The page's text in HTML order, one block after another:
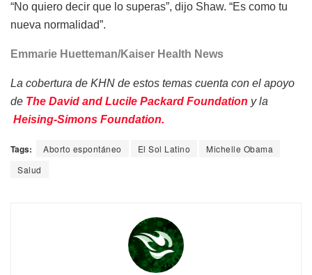
“No quiero decir que lo superas”, dijo Shaw. “Es como tu
nueva normalidad”.
Emmarie Huetteman/Kaiser Health News
La cobertura de KHN de estos temas cuenta con el apoyo
de The David and Lucile Packard Foundation y la
Heising-Simons Foundation.
Tags: Aborto espontáneo El Sol Latino
Michelle Obama
Salud